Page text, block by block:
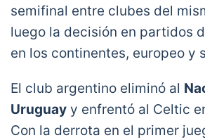
semifinal entre clubes del
luego la decisión en partidos
en los continentes, europeo y
El club argentino eliminó al
Uruguay y enfrentó al Celtic
Con la derrota en el primer